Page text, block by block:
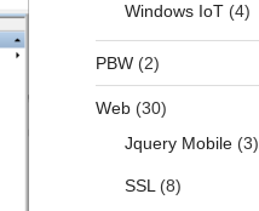
Windows IoT(4)
PBW(2)
Web(30)
Jquery Mobile(3)
SSL(8)